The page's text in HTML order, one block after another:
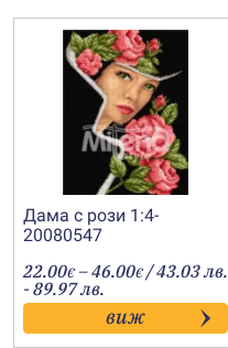
Дама с рози 1:4-
20080547
22.00€ –46.00€Price
range:
22.00€
through
46.00€
/ 43.03 лв.
- 89.97 лв.
виж